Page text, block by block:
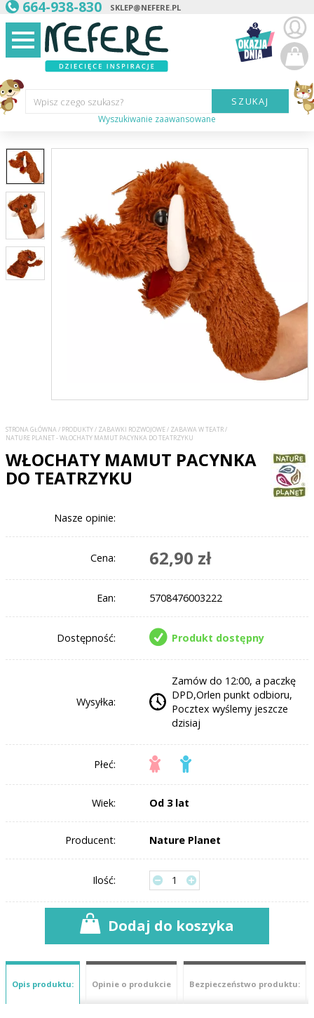
664-938-830 SKLEP@NEFERE.PL
Wpisz czego szukasz?
Kategoria:
Płeć dziecka:
Cena od:
SZUKAJ
Wyszukiwanie zaawansowane
STRONA GŁÓWNA/ PRODUKTY/ ZABAWKI ROZWOJOWE/ ZABAWA W TEATR/
NATURE PLANET - WŁOCHATY MAMUT PACYNKA DO TEATRZYKU
WŁOCHATY MAMUT PACYNKA
DO TEATRZYKU
Nasze opinie:
Cena: 62,90 zł
Ean: 5708476003222
Dostępność: Produkt dostępny
Wysyłka:
Zamów do 12:00, a paczkę
DPD,Orlen punkt odbioru,
Pocztex wyślemy jeszcze
dzisiaj
Płeć:
Wiek: Od 3 lat
Producent: Nature Planet
Ilość:
Dodaj do koszyka
Opis produktu: Opinie o produkcie Bezpieczeństwo produktu: